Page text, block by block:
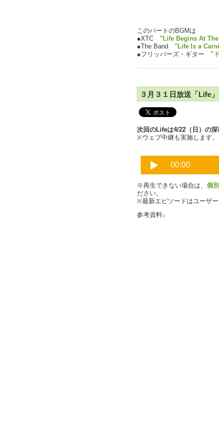
このパートのBGMは
●XTC "Life Begins At
●The Band "Life Is a
●フリッパーズ・ギター "
３月３１日放送「Life
次回のLifeは4/22（日）の
※ウェブ中継も実施します。
※再生できない場合は、 個
ださい。
※最新エピソードはユーザ
参考資料↓